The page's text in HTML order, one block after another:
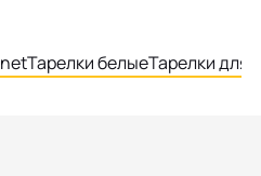
Тарелки белыеТарелки для